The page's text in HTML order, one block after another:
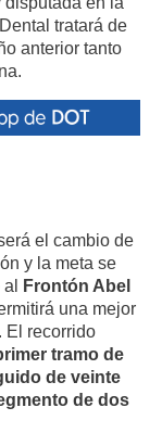
tratará de
anterior tanto
el cambio de
y la meta se
al Frontón Abel
una mejor
El recorrido
tramo de
de veinte
de dos